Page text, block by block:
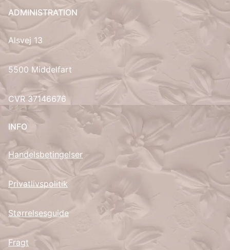
ADMINISTRATION
Alsvej 13
5500 Middelfart
CVR 37146676
INFO
Handelsbetingelser
Privatlivspolitik
Størrelsesguide
Fragt